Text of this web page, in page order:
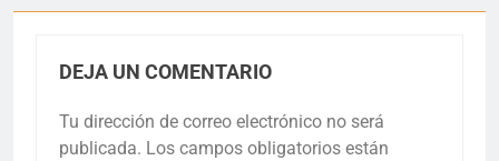
DEJA UN COMENTARIO
Tu dirección de correo electrónico no será
publicada. Los campos obligatorios están